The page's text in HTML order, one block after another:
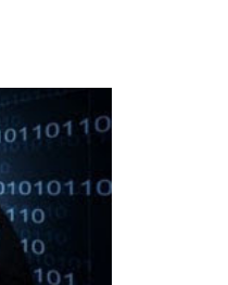
cho cơ
số Thủ đô, kết
lý xây dựng